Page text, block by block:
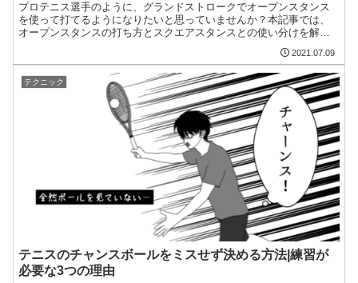
プロテニス選手のように、グランドストロークでオープンスタンス
を使って打てるようになりたいと思っていませんか？本記事では、
オープンスタンスの打ち方とスクエアスタンスとの使い分けを解説
します。オープンスタンスを攻略したい方は、ぜひ記事をご覧くだ
2021.07.09
テクニック
テニスのチャンスボールをミスせず決める方法|練習が
必要な3つの理由